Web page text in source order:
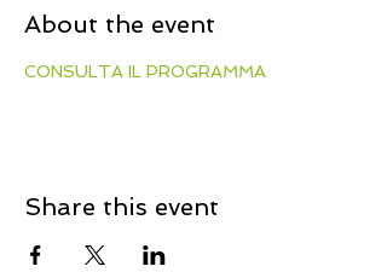
About the event
CONSULTA IL PROGRAMMA
Share this event